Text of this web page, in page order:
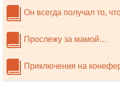
Он всегда получал то,
Прослежу за мамой…
Приключения на